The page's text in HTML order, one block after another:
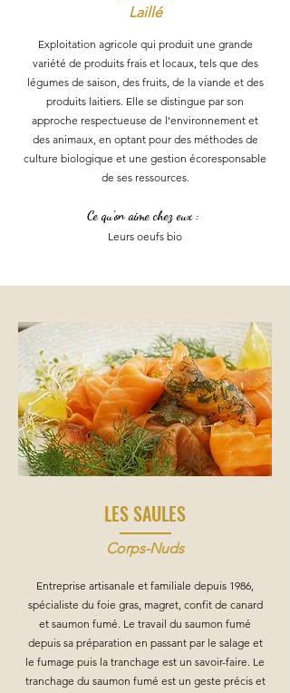
Laillé
Exploitation agricole qui produit une grande
variété de produits frais et locaux, tels que des
légumes de saison, des fruits, de la viande et des
produits laitiers. Elle se distingue par son
approche respectueuse de l'environnement et
des animaux, en optant pour des méthodes de
culture biologique et une gestion écoresponsable
de ses ressources.
Ce qu'on aime chez eux :
Leurs oeufs bio
LES SAULES
Corps-Nuds
Entreprise artisanale et familiale depuis 1986,
spécialiste du foie gras, magret, confit de canard
et saumon fumé. Le travail du saumon fumé
depuis sa préparation en passant par le salage et
le fumage puis la tranchage est un savoir-faire. Le
tranchage du saumon fumé est un geste précis et